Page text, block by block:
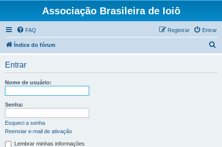
Associação Brasileira de Ioiô
FAQ Entrar
Registrar
Índice do fórum
Entrar
Nome de usuário:
Senha:
Esqueci a senha
Reenviar e-mail de ativação
Lembrar minhas informações